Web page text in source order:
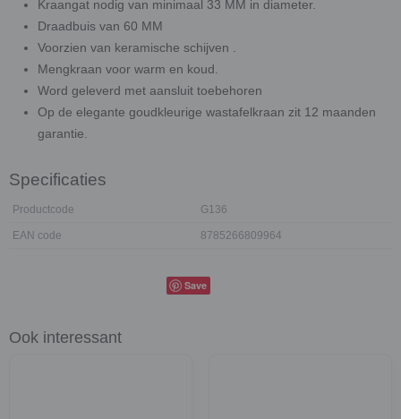
Kraangat nodig van minimaal 33 MM in diameter.
Draadbuis van 60 MM
Voorzien van keramische schijven .
Mengkraan voor warm en koud.
Word geleverd met aansluit toebehoren
Op de elegante goudkleurige wastafelkraan zit 12 maanden
garantie.
Specificaties
Productcode G136
EAN code 8785266809964
Save
Ook interessant